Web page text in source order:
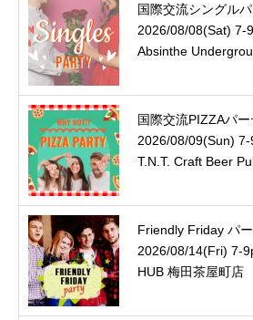
国際交流シングル
2026/08/08(Sat) 7-
Absinthe
国際交流PIZZAパー
2026/08/09(Sun) 7-
T.N.T. Craft Beer
Friendly Friday パ
2026/08/14(Fri) 7-
HUB 梅田茶屋町店